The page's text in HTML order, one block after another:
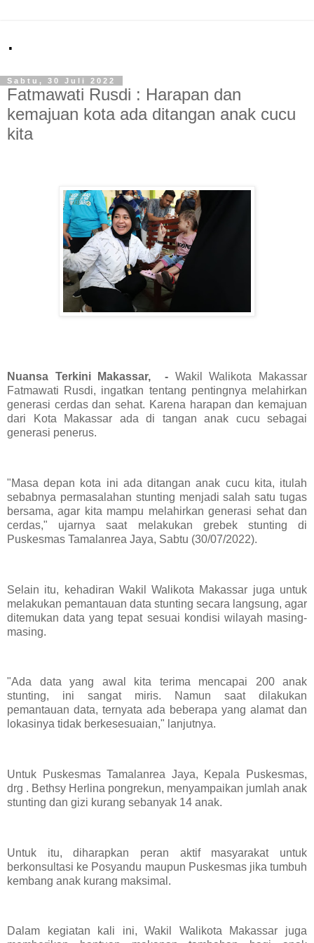
.
Sabtu, 30 Juli 2022
Fatmawati Rusdi : Harapan dan
kemajuan kota ada ditangan anak cucu
kita
Nuansa Terkini Makassar, - Wakil Walikota Makassar
Fatmawati Rusdi, ingatkan tentang pentingnya melahirkan
generasi cerdas dan sehat. Karena harapan dan kemajuan
dari Kota Makassar ada di tangan anak cucu sebagai
generasi penerus.
"Masa depan kota ini ada ditangan anak cucu kita, itulah
sebabnya permasalahan stunting menjadi salah satu tugas
bersama, agar kita mampu melahirkan generasi sehat dan
cerdas," ujarnya saat melakukan grebek stunting di
Puskesmas Tamalanrea Jaya, Sabtu (30/07/2022).
Selain itu, kehadiran Wakil Walikota Makassar juga untuk
melakukan pemantauan data stunting secara langsung, agar
ditemukan data yang tepat sesuai kondisi wilayah masing-
masing.
"Ada data yang awal kita terima mencapai 200 anak
stunting, ini sangat miris. Namun saat dilakukan
pemantauan data, ternyata ada beberapa yang alamat dan
lokasinya tidak berkesesuaian," lanjutnya.
Untuk Puskesmas Tamalanrea Jaya, Kepala Puskesmas,
drg . Bethsy Herlina pongrekun, menyampaikan jumlah anak
stunting dan gizi kurang sebanyak 14 anak.
Untuk itu, diharapkan peran aktif masyarakat untuk
berkonsultasi ke Posyandu maupun Puskesmas jika tumbuh
kembang anak kurang maksimal.
Dalam kegiatan kali ini, Wakil Walikota Makassar juga